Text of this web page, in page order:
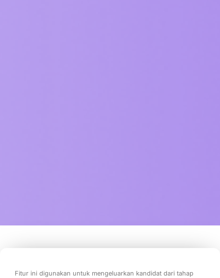
Fitur ini digunakan untuk mengeluarkan kandidat dari tahap